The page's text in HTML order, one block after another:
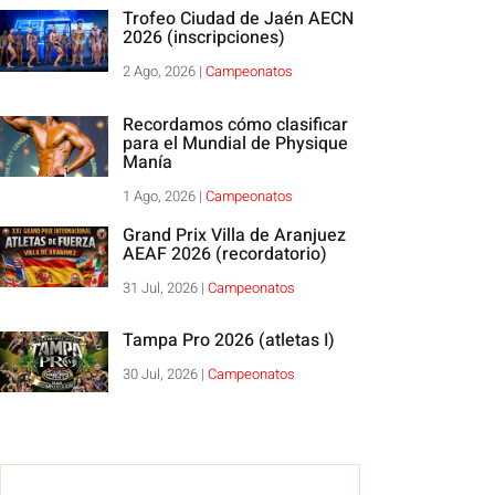
Trofeo Ciudad de Jaén AECN
2026 (inscripciones)
2 Ago, 2026| Campeonatos
Recordamos cómo clasificar
para el Mundial de Physique
Manía
1 Ago, 2026| Campeonatos
Grand Prix Villa de Aranjuez
AEAF 2026 (recordatorio)
31 Jul, 2026| Campeonatos
Tampa Pro 2026 (atletas I)
30 Jul, 2026| Campeonatos